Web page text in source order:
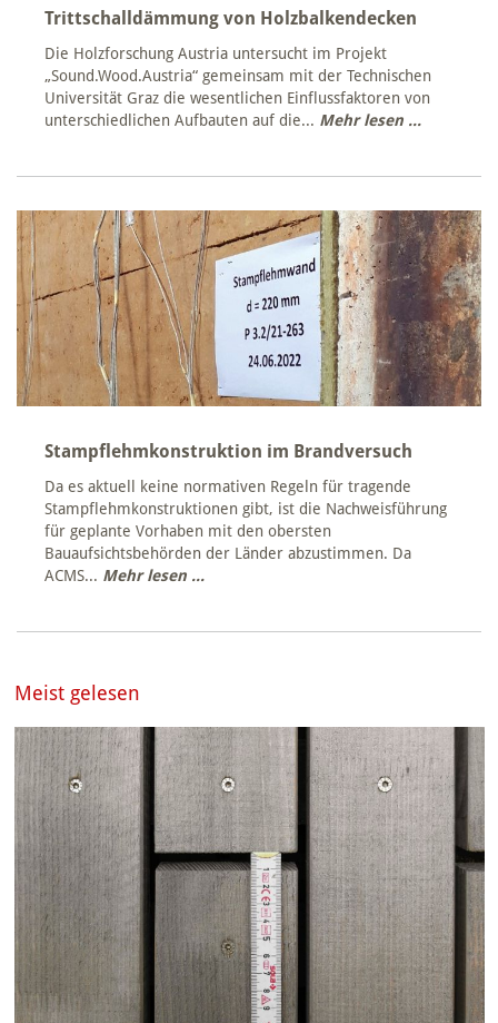
Trittschalldämmung von Holzbalkendecken
Die Holzforschung Austria untersucht im Projekt
„Sound.Wood.Austria“ gemeinsam mit der Technischen
Universität Graz die wesentlichen Einflussfaktoren von
unterschiedlichen Aufbauten auf die... Mehr lesen ...
Stampflehmkonstruktion im Brandversuch
Da es aktuell keine normativen Regeln für tragende
Stampflehmkonstruktionen gibt, ist die Nachweisführung
für geplante Vorhaben mit den obersten
Bauaufsichtsbehörden der Länder abzustimmen. Da
ACMS... Mehr lesen ...
Meist gelesen